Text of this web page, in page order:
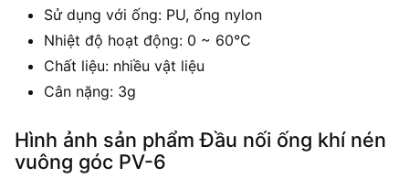
Sử dụng với ống: PU, ống nylon
Nhiệt độ hoạt động: 0 ~ 60°C
Chất liệu: nhiều vật liệu
Cân nặng: 3g
Hình ảnh sản phẩm Đầu nối ống khí nén
vuông góc PV-6